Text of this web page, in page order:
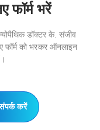
फॉर्म भरें
डॉक्टर के. संजीव
फॉर्म को भरकर ऑनलाइन
करें